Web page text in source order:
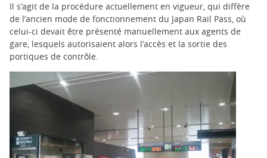
Il s’agit de la procédure actuellement en vigueur, qui diffère
de l’ancien mode de fonctionnement du Japan Rail Pass, où
celui-ci devait être présenté manuellement aux agents de
gare, lesquels autorisaient alors l’accès et la sortie des
portiques de contrôle.